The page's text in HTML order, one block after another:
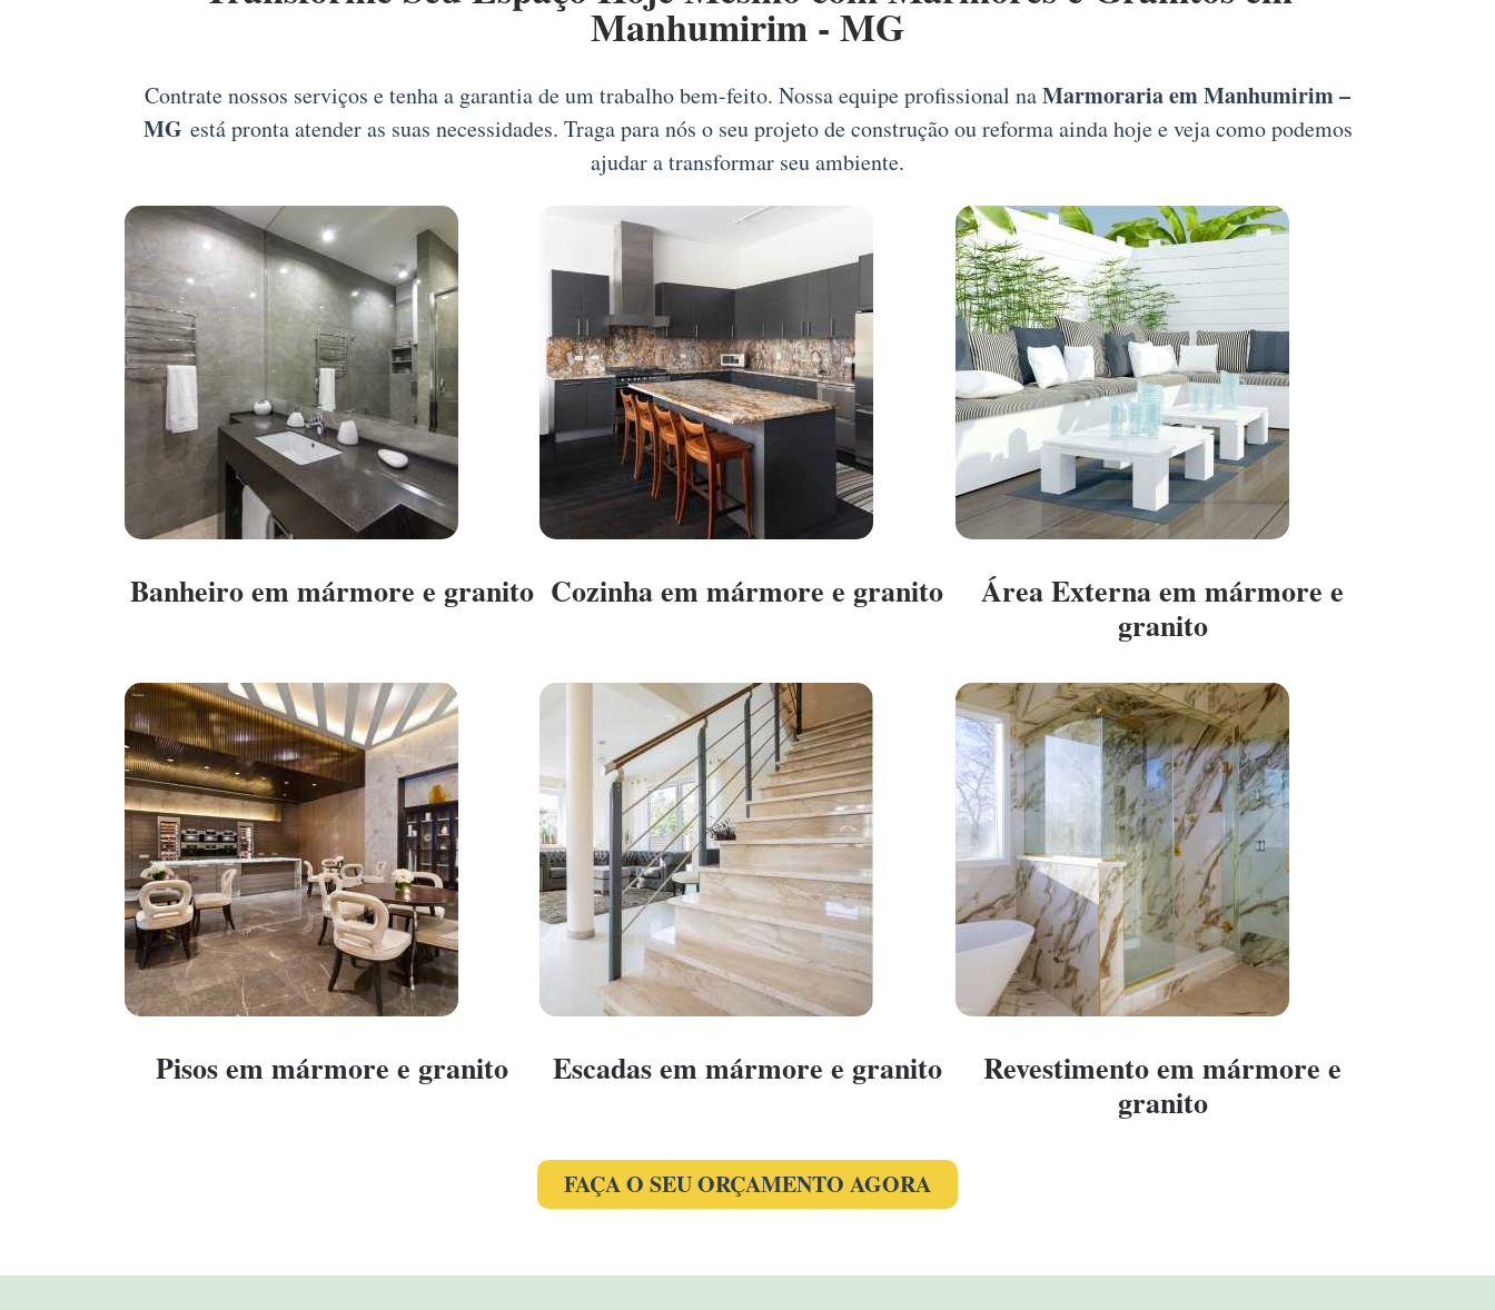
Manhumirim - MG
Contrate nossos serviços e tenha a garantia de um trabalho bem-feito. Nossa equipe profissional naMarmoraria em Manhumirim –
MG está pronta atender as suas necessidades. Traga para nós o seu projeto de construção ou reforma ainda hoje e veja como podemos
ajudar a transformar seu ambiente.
Banheiro em mármore e granito Cozinha em mármore e granito
Área Externa em mármore e
granito
Pisos em mármore e granito Escadas em mármore e granito
Revestimento em mármore e
granito
FAÇA O SEU ORÇAMENTO AGORA